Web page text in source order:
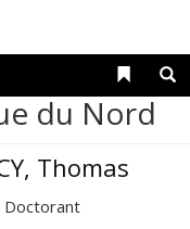
Liens
du Nord
Thomas
Doctorant